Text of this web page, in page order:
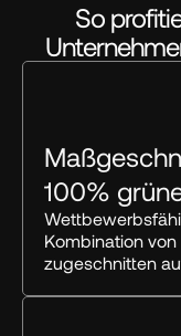
So
100%
Kombination
zugeschnitten